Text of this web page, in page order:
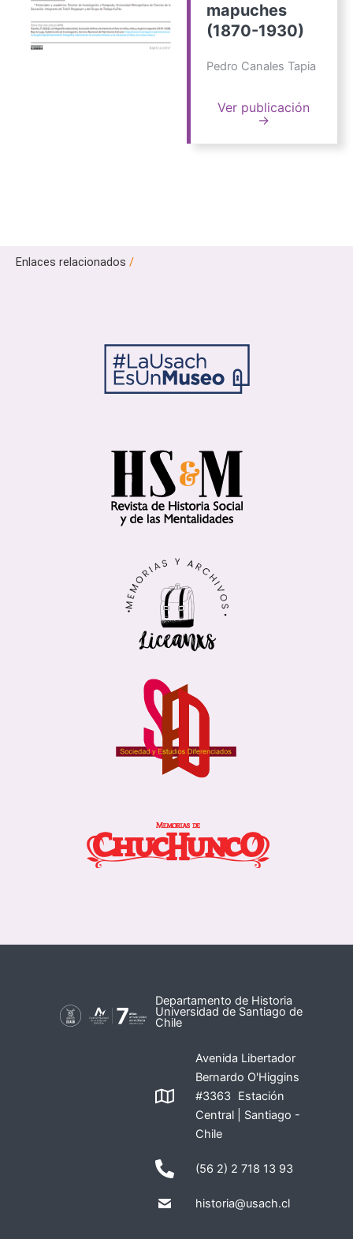
mapuches
(1870-1930)
Pedro Canales Tapia
Ver publicación
→
Enlaces relacionados /
Departamento de Historia
Universidad de Santiago de
Chile
Avenida Libertador
Bernardo O'Higgins
#3363 Estación
Central | Santiago -
Chile
(56 2) 2 718 13 93
historia@usach.cl